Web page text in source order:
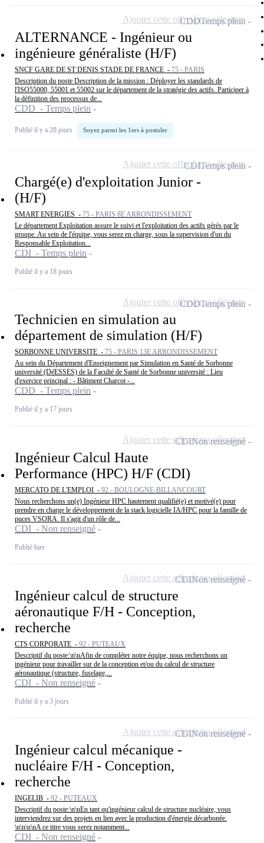
ALTERNANCE - Ingénieur ou
ingénieure généraliste (H/F)
SNCF GARE DE ST DENIS STADE DE FRANCE - 75 - PARIS
Description du poste Description de la mission : Déployer les standards de
l'ISO55000, 55001 et 55002 sur le département de la stratégie des actifs. Participer à
la définition des processus de...
CDD - Temps plein
Publié il y a 28 jours Soyez parmi les 1ers à postuler
CDDTemps plein
Ajouter cette offre à ma sélection
Chargé(e) d'exploitation Junior -
(H/F)
SMART ENERGIES - 75 - PARIS 8E ARRONDISSEMENT
Le département Exploitation assure le suivi et l'exploitation des actifs gérés par le
groupe. Au sein de l'équipe, vous serez en charge, sous la supervision d'un du
Responsable Exploitation...
CDI - Temps plein
Publié il y a 18 jours
CDITemps plein
Ajouter cette offre à ma sélection
Technicien en simulation au
département de simulation (H/F)
SORBONNE UNIVERSITE - 75 - PARIS 13E ARRONDISSEMENT
Au sein du Département d'Enseignement par Simulation en Santé de Sorbonne
université (DéESSES) de la Faculté de Santé de Sorbonne université : Lieu
d'exercice principal : - Bâtiment Charcot -...
CDD - Temps plein
Publié il y a 17 jours
CDDTemps plein
Ajouter cette offre à ma sélection
Ingénieur Calcul Haute
Performance (HPC) H/F (CDI)
MERCATO DE L'EMPLOI - 92 - BOULOGNE-BILLANCOURT
Nous recherchons un(e) Ingénieur HPC hautement qualifié(e) et motivé(e) pour
prendre en charge le développement de la stack logicielle IA/HPC pour la famille de
puces VSORA. Il s'agit d'un rôle de...
CDI - Non renseigné
Publié hier
CDINon renseigné
Ajouter cette offre à ma sélection
Ingénieur calcul de structure
aéronautique F/H - Conception,
recherche
CTS CORPORATE - 92 - PUTEAUX
Descriptif du poste:\n\nAfin de compléter notre équipe, nous recherchons un
ingénieur pour travailler sur de la conception et/ou du calcul de structure
aéronautique (structure, fuselage,...
CDI - Non renseigné
Publié il y a 3 jours
CDINon renseigné
Ajouter cette offre à ma sélection
Ingénieur calcul mécanique -
nucléaire F/H - Conception,
recherche
INGELIB - 92 - PUTEAUX
Descriptif du poste:\n\nEn tant qu'ingénieur calcul de structure nucléaire, vous
interviendrez sur des projets en lien avec la production d'énergie décarbonée.
\n\n\n\nA ce titre vous serez notamment...
CDI - Non renseigné
CDINon renseigné
Ajouter cette offre à ma sélection